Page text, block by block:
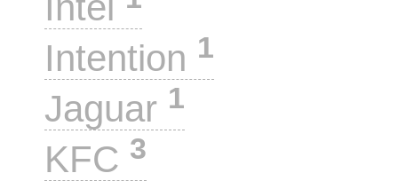
Intention 1
Jaguar 1
KFC 3